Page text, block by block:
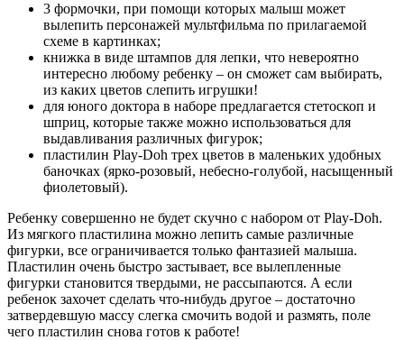
3 формочки, при помощи которых малыш может
вылепить персонажей мультфильма по прилагаемой
схеме в картинках;
книжка в виде штампов для лепки, что невероятно
интересно любому ребенку – он сможет сам выбирать,
из каких цветов слепить игрушки!
для юного доктора в наборе предлагается стетоскоп и
шприц, которые также можно использоваться для
выдавливания различных фигурок;
пластилин Play-Doh трех цветов в маленьких удобных
баночках (ярко-розовый, небесно-голубой, насыщенный
фиолетовый).
Ребенку совершенно не будет скучно с набором от Play-Doh.
Из мягкого пластилина можно лепить самые различные
фигурки, все ограничивается только фантазией малыша.
Пластилин очень быстро застывает, все вылепленные
фигурки становится твердыми, не рассыпаются. А если
ребенок захочет сделать что-нибудь другое – достаточно
затвердевшую массу слегка смочить водой и размять, поле
чего пластилин снова готов к работе!